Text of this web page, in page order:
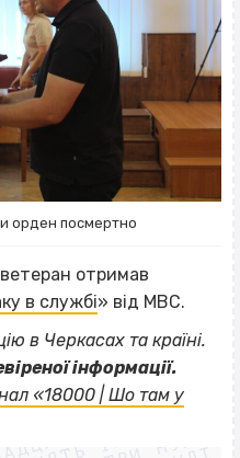
орден посмертно
отримав
в службі» від МВС.
в Черкасах та країні.
інформації.
«18000 | Шо там у
ТРИ НУЛІ
ТРИ НУЛІ